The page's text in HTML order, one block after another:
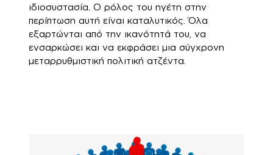
ιδιοσυστασία. Ο ρόλος του ηγέτη στην
περίπτωση αυτή είναι καταλυτικός. Όλα
εξαρτώνται από την ικανότητά του, να
ενσαρκώσει και να εκφράσει μια σύγχρονη
μεταρρυθμιστική πολιτική ατζέντα.